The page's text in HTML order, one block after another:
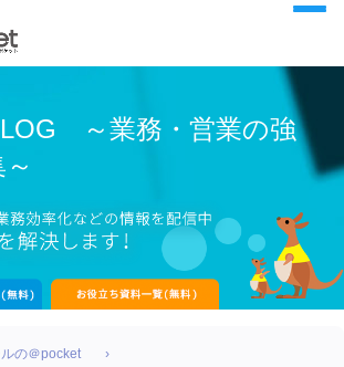
～業務・営業の強
の＠pocket